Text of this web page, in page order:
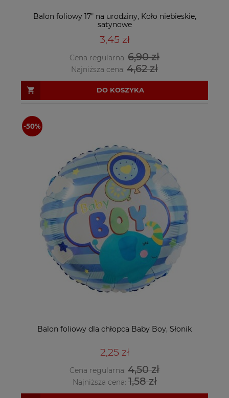
Balon foliowy 17" na urodziny, Koło niebieskie,
satynowe
3,45 zł
Cena regularna: 6,90 zł
Najniższa cena: 4,62 zł
DO KOSZYKA
Balon foliowy dla chłopca Baby Boy, Słonik
2,25 zł
Cena regularna: 4,50 zł
Najniższa cena:1,58 zł